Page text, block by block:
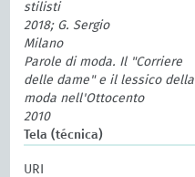
stilisti
2018; G. Sergio
Milano
Parole di moda. Il "Corriere
delle dame" e il lessico della
moda nell'Ottocento
2010
Tela (técnica)
URI